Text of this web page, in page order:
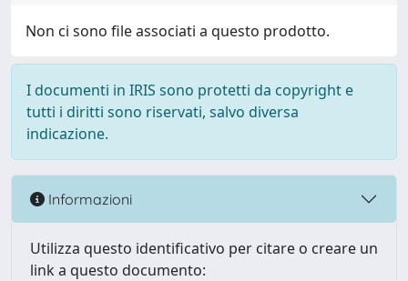
Non ci sono file associati a questo prodotto.
I documenti in IRIS sono protetti da copyright e
tutti i diritti sono riservati, salvo diversa
indicazione.
Informazioni
Utilizza questo identificativo per citare o creare un
link a questo documento: